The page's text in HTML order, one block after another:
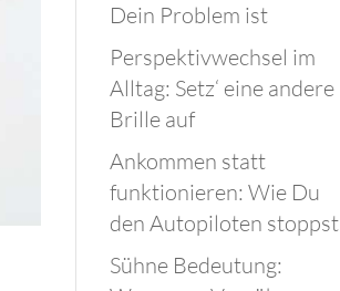
Dein Problem ist
Perspektivwechsel im
Alltag: Setz‘ eine andere
Brille auf
Ankommen statt
funktionieren: Wie Du
den Autopiloten stoppst
Sühne Bedeutung: